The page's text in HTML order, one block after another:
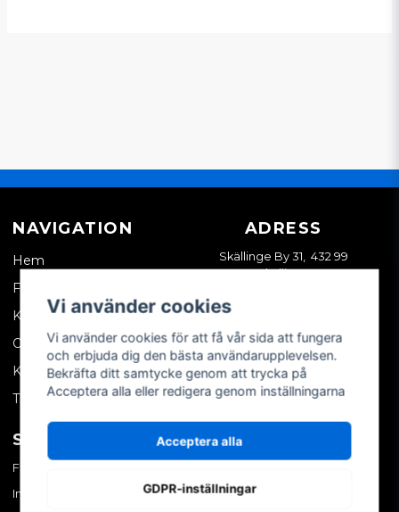
NAVIGATION
Hem
Företagskund
Kontakta oss
Om oss
Köpvillkor
Tips & trix
ADRESS
Skällinge By 31, 432 99
Skällinge
SOCIALA MEDIER
Facebook
Instagram
MITT KONTO
Skapa konto
Vi använder cookies
Vi använder cookies för att få vår sida att fungera
och erbjuda dig den bästa användarupplevelsen.
Bekräfta ditt samtycke genom att trycka på
Acceptera alla eller redigera genom inställningarna
Acceptera alla
GDPR-inställningar